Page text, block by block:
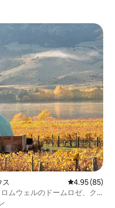
ス レビュー85
4.95 (85)
ムウェルのドームロゼ、ク